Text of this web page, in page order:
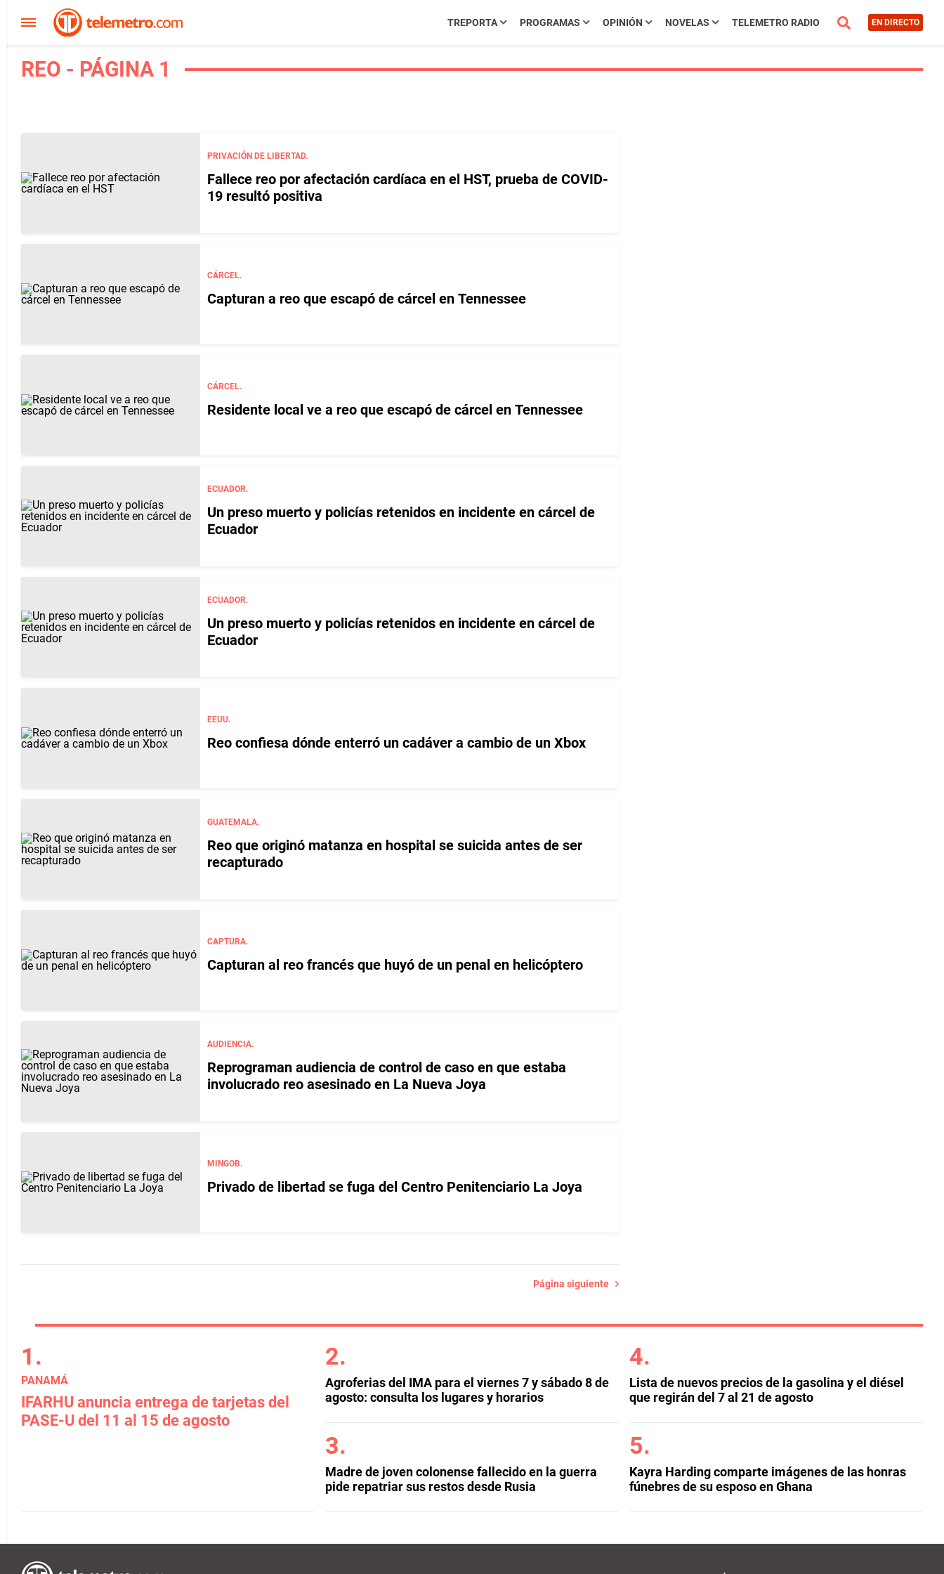
TREPORTA PROGRAMAS OPINIÓN NOVELAS TELEMETRO RADIO EN DIRECTO
REO - PÁGINA 1
PRIVACIÓN DE LIBERTAD.
Fallece reo por afectación cardíaca en el HST, prueba de COVID-
19 resultó positiva
CÁRCEL.
Capturan a reo que escapó de cárcel en Tennessee
CÁRCEL.
Residente local ve a reo que escapó de cárcel en Tennessee
ECUADOR.
Un preso muerto y policías retenidos en incidente en cárcel de
Ecuador
ECUADOR.
Un preso muerto y policías retenidos en incidente en cárcel de
Ecuador
EEUU.
Reo confiesa dónde enterró un cadáver a cambio de un Xbox
GUATEMALA.
Reo que originó matanza en hospital se suicida antes de ser
recapturado
CAPTURA.
Capturan al reo francés que huyó de un penal en helicóptero
AUDIENCIA.
Reprograman audiencia de control de caso en que estaba
involucrado reo asesinado en La Nueva Joya
MINGOB.
Privado de libertad se fuga del Centro Penitenciario La Joya
Página siguiente
PANAMÁ
IFARHU anuncia entrega de tarjetas del
PASE-U del 11 al 15 de agosto
Agroferias del IMA para el viernes 7 y sábado 8 de
agosto: consulta los lugares y horarios
Madre de joven colonense fallecido en la guerra
pide repatriar sus restos desde Rusia
Lista de nuevos precios de la gasolina y el diésel
que regirán del 7 al 21 de agosto
Kayra Harding comparte imágenes de las honras
fúnebres de su esposo en Ghana